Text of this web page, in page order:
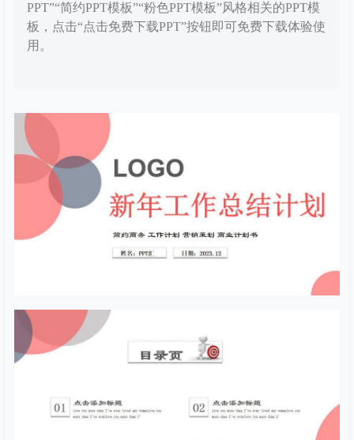
PPT”“简约PPT模板”“粉色PPT模板”风格相关的PPT模
板，点击“点击免费下载PPT”按钮即可免费下载体验使
用。